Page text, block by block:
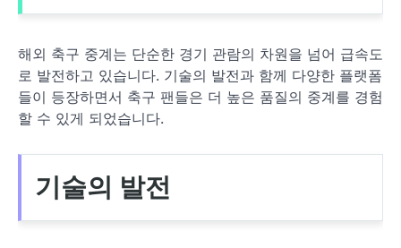
해외 축구 중계는 단순한 경기 관람의 차원을 넘어 급속도
로 발전하고 있습니다. 기술의 발전과 함께 다양한 플랫폼
들이 등장하면서 축구 팬들은 더 높은 품질의 중계를 경험
할 수 있게 되었습니다.
기술의 발전